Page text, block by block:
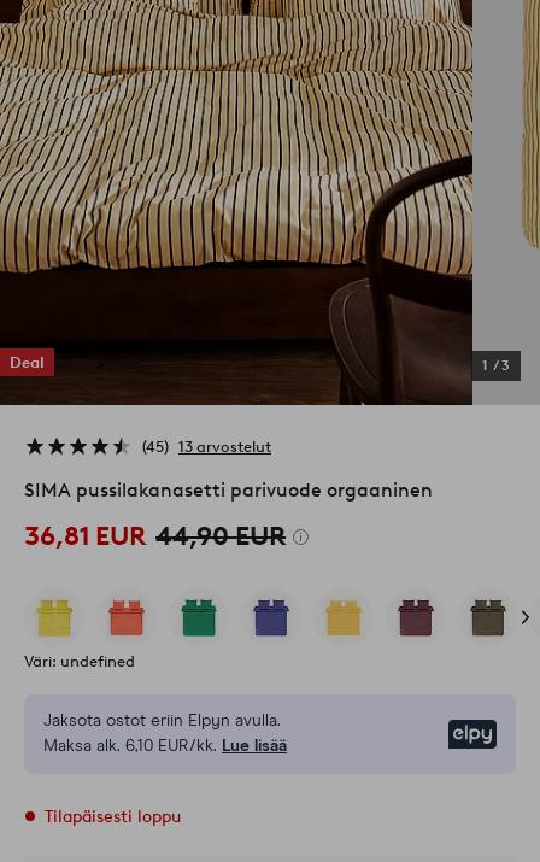
Deal 1 /3
45 13 arvostelut
SIMA pussilakanasetti parivuode orgaaninen
36,81 EUR 44,90 EUR
Väri: undefined
Jaksota ostot eriin Elpyn avulla.
Maksa alk. 6,10 EUR/kk. Lue lisää
Tilapäisesti loppu